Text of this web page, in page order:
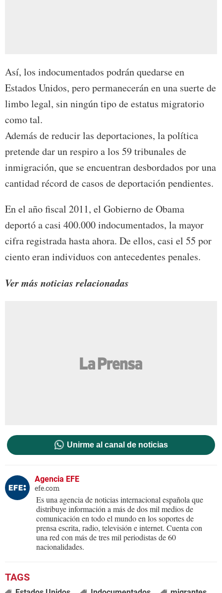
Así, los indocumentados podrán quedarse en
Estados Unidos, pero permanecerán en una suerte de
limbo legal, sin ningún tipo de estatus migratorio
como tal.
Además de reducir las deportaciones, la política
pretende dar un respiro a los 59 tribunales de
inmigración, que se encuentran desbordados por una
cantidad récord de casos de deportación pendientes.
En el año fiscal 2011, el Gobierno de Obama
deportó a casi 400.000 indocumentados, la mayor
cifra registrada hasta ahora. De ellos, casi el 55 por
ciento eran individuos con antecedentes penales.
Ver más noticias relacionadas
Unirme al canal de noticias
Agencia EFE
efe.com
Es una agencia de noticias internacional española que
distribuye información a más de dos mil medios de
comunicación en todo el mundo en los soportes de
prensa escrita, radio, televisión e internet. Cuenta con
una red con más de tres mil periodistas de 60
nacionalidades.